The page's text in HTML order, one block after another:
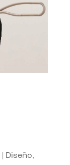
Diseño,